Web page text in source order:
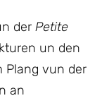
der Petite
un den
Plang vun der
an